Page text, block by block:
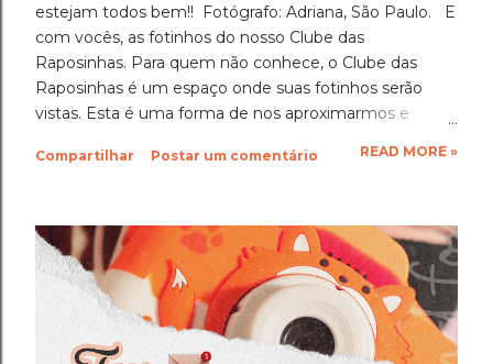
estejam todos bem!! Fotógrafo: Adriana, São Paulo. E
com vocês, as fotinhos do nosso Clube das
Raposinhas. Para quem não conhece, o Clube das
Raposinhas é um espaço onde suas fotinhos serão
vistas. Esta é uma forma de nos aproximarmos e
basta enviar suas fotinhos para o nosso e-mail
onde você é, e se preferir, contar um pouquinho sobre
suas fotinhos. Fique a vontade! Ficarei muito feliz de
recebê-las. Eu espero as suas obras de arte, ein?!
Beijos da raposa e até a próxima!!
Compartilhar Postar um comentário READ MORE »